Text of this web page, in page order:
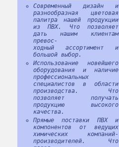
Современный дизайн и
разнообразная цветовая
палитра нашей продукции
из ПВХ. Что позволяет
дать нашим клиентам
превос-
ходный ассортимент и
большой выбор.
Использование новейшего
оборудования и наличие
профессиональных
специалистов в области
производства. Что
позволяет получать
продукцию высокого
качества.
Прямые поставки ПВХ и
компонентов от ведущих
химических компаний-
производителей. Что